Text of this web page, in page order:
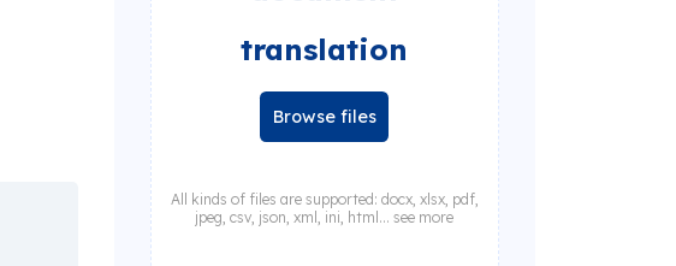
translation
Browse files
All kinds of files are supported: docx, xlsx, pdf,
jpeg, csv, json, xml, ini, html... see more